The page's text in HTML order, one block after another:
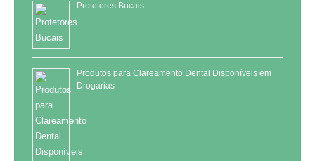
Protetores Bucais
Produtos para Clareamento Dental Disponíveis em
Drogarias